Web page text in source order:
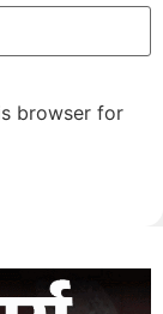
browser for